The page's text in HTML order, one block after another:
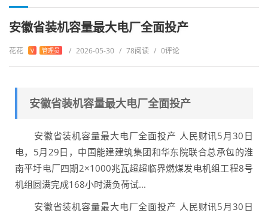
安徽省装机容量最大电厂全面投产
花花 V 管理员 / 2026-05-30 / 78阅读 / 0评论
安徽省装机容量最大电厂全面投产
安徽省装机容量最大电厂全面投产 人民财讯5月30日
电，5月29日，中国能建建筑集团和华东院联合总承包的淮
南平圩电厂四期2×1000兆瓦超超临界燃煤发电机组工程8号
机组圆满完成168小时满负荷试...
安徽省装机容量最大电厂全面投产 人民财讯5月30日